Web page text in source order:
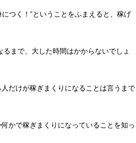
つく！”ということをふまえると、稼げ
まで、大した時間はかからないでしょ
だけが稼ぎまくりになることは言うまで
かで稼ぎまくりになっていることを知っ